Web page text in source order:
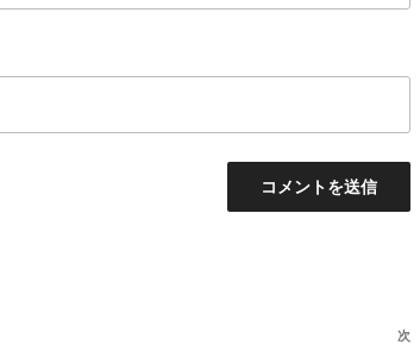
次
次